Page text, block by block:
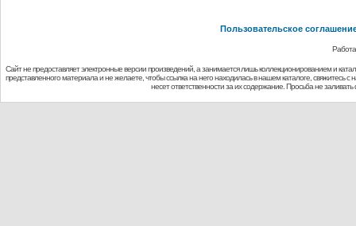
Пользовательское
Сайт не предоставляет электронные версии произведений, а занимается лишь коллекционированием и
представленного материала и не желаете, чтобы ссылка на него находилась в нашем каталоге,
несет ответственности за их содержание. Просьба не